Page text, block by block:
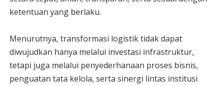
ketentuan yang berlaku.
Menurutnya, transformasi logistik tidak dapat
diwujudkan hanya melalui investasi infrastruktur,
tetapi juga melalui penyederhanaan proses bisnis,
penguatan tata kelola, serta sinergi lintas institusi